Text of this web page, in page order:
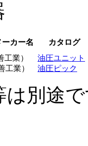
カー名
カタログ
工業）
油圧ユニット
工業） 油圧ピック
別途